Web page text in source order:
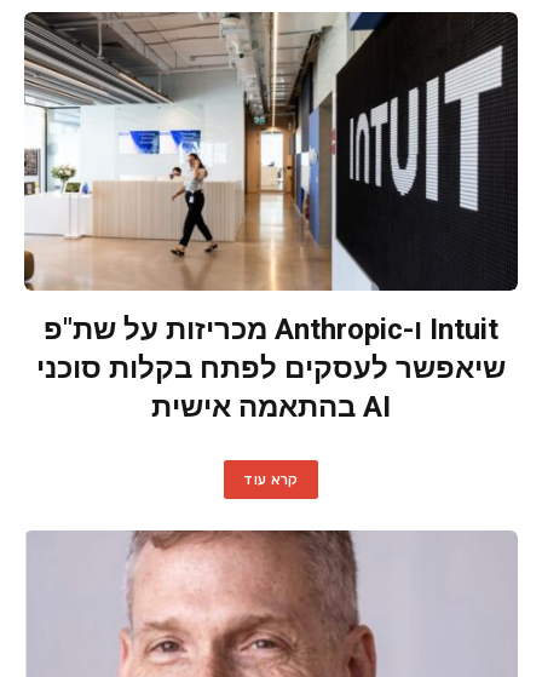
Intuit ו-Anthropic מכריזות על שת"פ
שיאפשר לעסקים לפתח בקלות סוכני
AI בהתאמה אישית
קרא עוד